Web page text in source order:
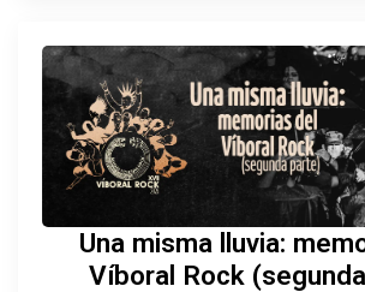
Una misma lluvia:
Víboral Rock